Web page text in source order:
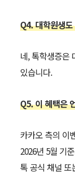
Q4. 대학원생
네, 톡학생증은
있습니다.
Q5. 이 혜택은
카카오 측의 이
2026년 5월 기
톡 공식 채널 또